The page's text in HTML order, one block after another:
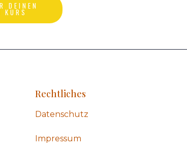
DEINEN
Rechtliches
Datenschutz
Impressum